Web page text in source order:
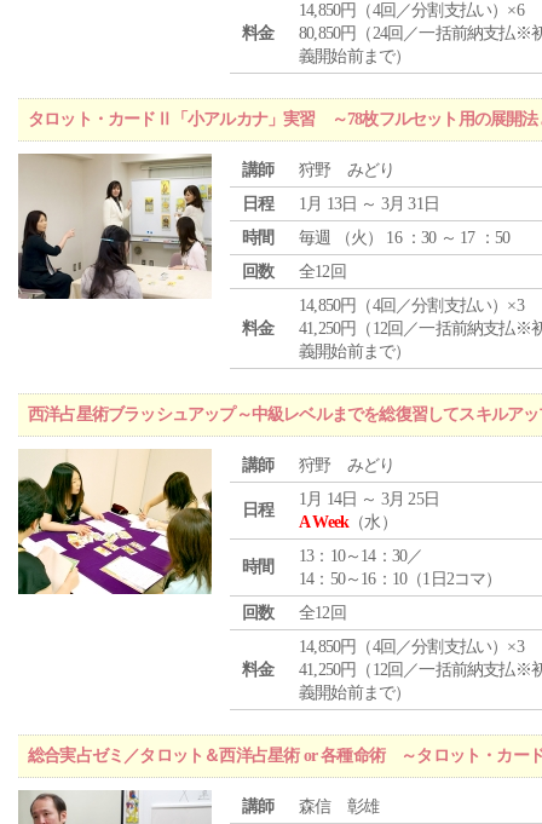
料金
14,850円（4回／分割支払い）×6
80,850円（24回／一括前納支払※
義開始前まで）
タロット・カードⅡ「小アルカナ」実習 ～78枚フルセット用の展開法
講師
狩野 みどり
日程
1月 13日 ～ 3月 31日
時間
毎週 （火 ） 16 ：30 ～ 17 ：50
回数
全12回
料金
14,850円（4回／分割支払い）×3
41,250円（12回／一括前納支払※
義開始前まで）
西洋占星術ブラッシュアップ～中級レベルまでを総復習してスキルア
講師 狩野 みどり
日程
1月 14日 ～ 3月 25日
A Week（水）
時間
13：10～14：30／
14：50～16：10（1日2コマ）
回数
全12回
料金
14,850円（4回／分割支払い）×3
41,250円（12回／一括前納支払※
義開始前まで）
総合実占ゼミ／タロット＆西洋占星術 or 各種命術 ～タロット・カー
講師
森信 彰雄